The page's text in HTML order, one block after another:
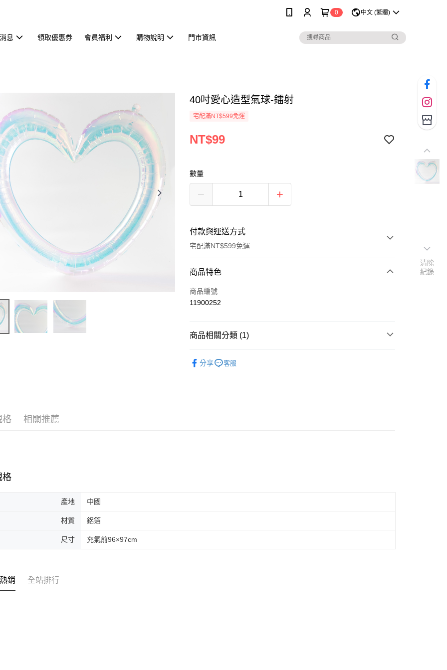
0 中文 (繁體)
息 領取優惠券 會員福利 購物說明 門市資訊
40吋愛心造型氣球-鐳射
宅配滿NT$599免運
NT$99
數量
付款與運送方式
宅配滿NT$599免運
付款方式
信用卡一次付款
宅配-台灣本島
商品特色
商品編號
11900252
商品相關分類 (1)
分享
客服
格 相關推薦
格
產地 中國
材質 鋁箔
尺寸 充氣前96×97cm
銷 全站排行
清除
紀錄